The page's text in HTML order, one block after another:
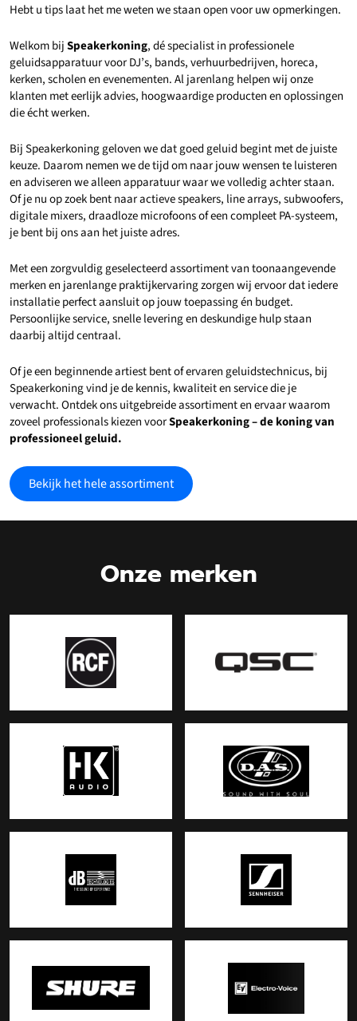
Hebt u tips laat het me weten we staan open voor uw opmerkingen.
Welkom bijSpeakerkoning, dé specialist in professionele
geluidsapparatuur voor DJ’s, bands, verhuurbedrijven, horeca,
kerken, scholen en evenementen. Al jarenlang helpen wij onze
klanten met eerlijk advies, hoogwaardige producten en oplossingen
die écht werken.
Bij Speakerkoning geloven we dat goed geluid begint met de juiste
keuze. Daarom nemen we de tijd om naar jouw wensen te luisteren
en adviseren we alleen apparatuur waar we volledig achter staan.
Of je nu op zoek bent naar actieve speakers, line arrays, subwoofers,
digitale mixers, draadloze microfoons of een compleet PA-systeem,
je bent bij ons aan het juiste adres.
Met een zorgvuldig geselecteerd assortiment van toonaangevende
merken en jarenlange praktijkervaring zorgen wij ervoor dat iedere
installatie perfect aansluit op jouw toepassing én budget.
Persoonlijke service, snelle levering en deskundige hulp staan
daarbij altijd centraal.
Of je een beginnende artiest bent of ervaren geluidstechnicus, bij
Speakerkoning vind je de kennis, kwaliteit en service die je
verwacht. Ontdek ons uitgebreide assortiment en ervaar waarom
zoveel professionals kiezen voorSpeakerkoning – de koning van
professioneel geluid.
Bekijk het hele assortiment
Onze merken